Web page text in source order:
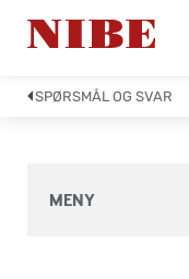
SPØRSMÅL OG SVAR
MENY